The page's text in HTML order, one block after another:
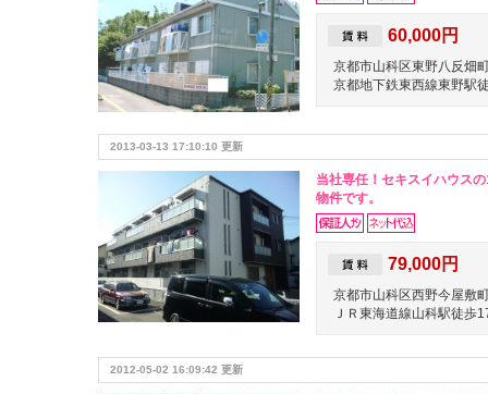
60,000円
京都市山科区東野八反畑
京都地下鉄東西線東野駅
2013-03-13 17:10:10 更新
当社専任！セキスイハウス
物件です。
79,000円
京都市山科区西野今屋敷
ＪＲ東海道線山科駅徒歩
2012-05-02 16:09:42 更新